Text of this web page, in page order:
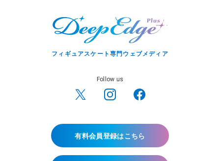
フィギュアスケート専門ウェブメディア
Follow us
有料会員登録はこちら